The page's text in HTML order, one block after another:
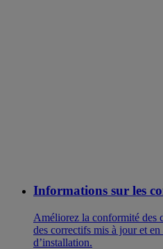
Informations sur les
Améliorez la conformité des
des correctifs mis à jour et
d’installation.